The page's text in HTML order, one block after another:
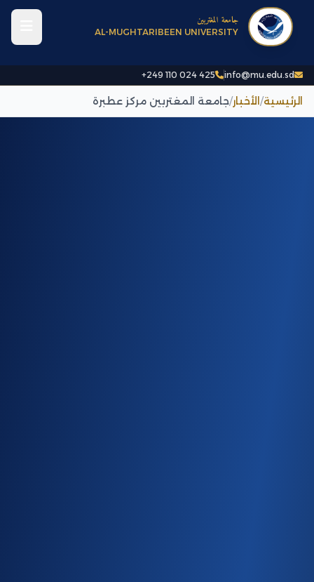
info@mu.edu.sd
+249 110 024 425
جامعة المغتربين
AL-MUGHTARIBEEN UNIVERSITY
الرئيسية/ الأخبار/جامعة المغتربين مركز عطبرة